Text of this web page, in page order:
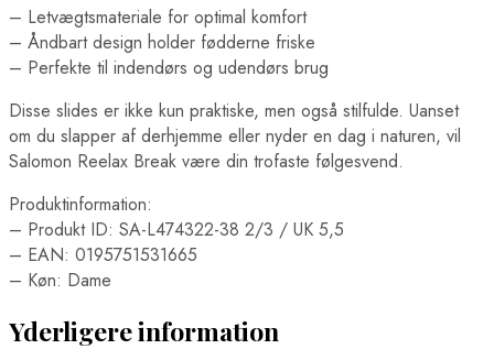
– Letvægtsmateriale for optimal komfort
– Åndbart design holder fødderne friske
– Perfekte til indendørs og udendørs brug
Disse slides er ikke kun praktiske, men også stilfulde. Uanset
om du slapper af derhjemme eller nyder en dag i naturen, vil
Salomon Reelax Break være din trofaste følgesvend.
Produktinformation:
– Produkt ID: SA-L474322-38 2/3 / UK 5,5
– EAN: 0195751531665
– Køn: Dame
Yderligere information